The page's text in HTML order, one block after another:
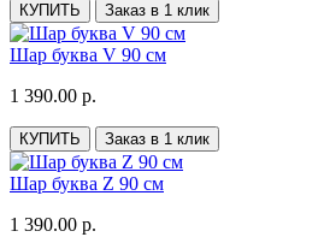
КУПИТЬ Заказ в 1 клик
Шар буква V 90 см
1 390.00 р.
КУПИТЬ Заказ в 1 клик
Шар буква Z 90 см
1 390.00 р.